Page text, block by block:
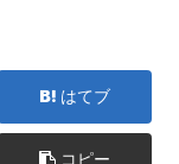
はてブ
コピー